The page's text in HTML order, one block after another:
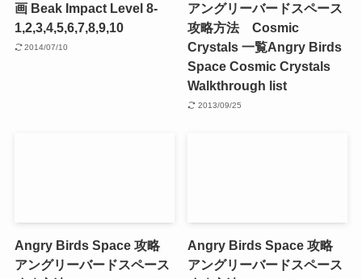
画 Beak Impact Level 8-
1,2,3,4,5,6,7,8,9,10
2014/07/10
アングリーバードスペース
攻略方法 Cosmic
Crystals 一覧Angry Birds
Space Cosmic Crystals
Walkthrough list
2013/09/25
Angry Birds Space 攻略
アングリーバードスペース
Angry Birds Space 攻略
アングリーバードスペース